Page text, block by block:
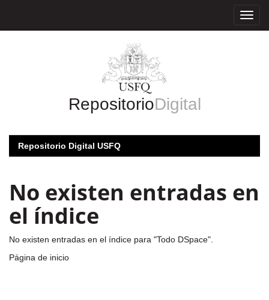
RepositorioDigital
Repositorio Digital USFQ
No existen entradas en
el índice
No existen entradas en el índice para "Todo DSpace".
Página de inicio